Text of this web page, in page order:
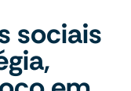
sociais